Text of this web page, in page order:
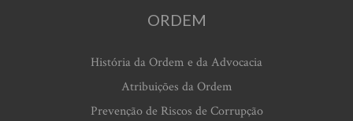
ORDEM
História da Ordem e da Advocacia
Atribuições da Ordem
Prevenção de Riscos de Corrupção